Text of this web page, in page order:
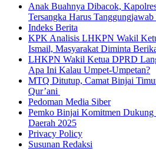
Anak Buahnya Dibacok,
Tersangka Harus Tanggungjawab
Indeks Berita
KPK Analisis LHKPN Wakil
Ismail, Masyarakat Diminta
LHKPN Wakil Ketua DPRD
Apa Ini Kalau Umpet-Umpetan?
MTQ Ditutup, Camat Binjai
Qur’ani
Pedoman Media Siber
Pemko Binjai Komitmen Dukung
Daerah 2025
Privacy Policy
Susunan Redaksi